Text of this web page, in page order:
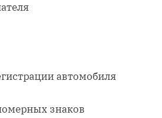
автомобиля
знаков